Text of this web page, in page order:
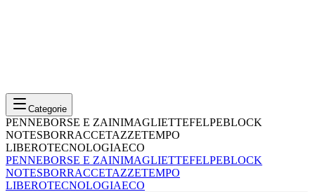
Categorie
PENNEBORSE E ZAINIMAGLIETTEFELPEBLOCK
NOTESBORRACCETAZZETEMPO
LIBEROTECNOLOGIAECO
PENNEBORSE E ZAINIMAGLIETTEFELPEBLOCK
NOTESBORRACCETAZZETEMPO
LIBEROTECNOLOGIAECO